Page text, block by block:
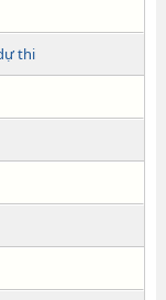
thi